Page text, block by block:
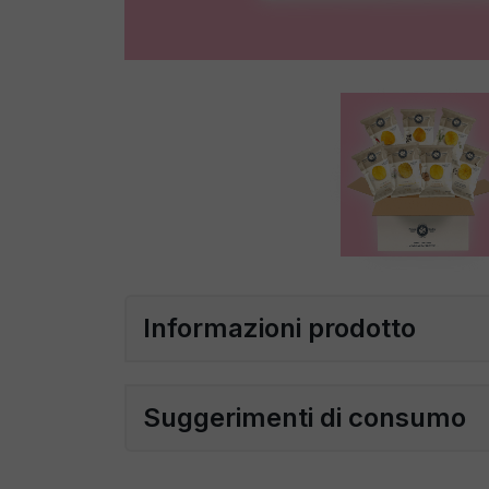
Informazioni prodotto
Suggerimenti di consumo